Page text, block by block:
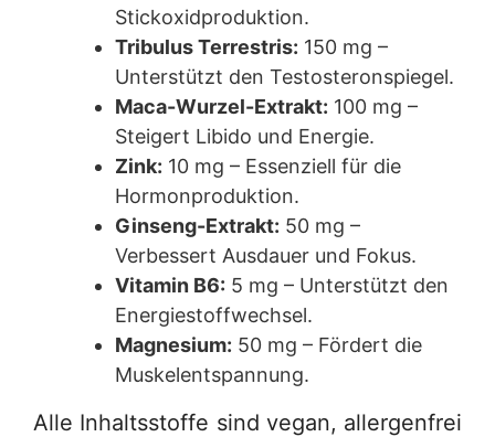
Stickoxidproduktion.
Tribulus Terrestris: 150 mg –
Unterstützt den Testosteronspiegel.
Maca-Wurzel-Extrakt: 100 mg –
Steigert Libido und Energie.
Zink: 10 mg – Essenziell für die
Hormonproduktion.
Ginseng-Extrakt: 50 mg –
Verbessert Ausdauer und Fokus.
Vitamin B6: 5 mg – Unterstützt den
Energiestoffwechsel.
Magnesium: 50 mg – Fördert die
Muskelentspannung.
Alle Inhaltsstoffe sind vegan, allergenfrei